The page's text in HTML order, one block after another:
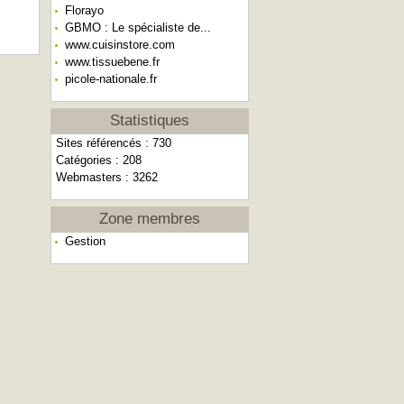
Florayo
GBMO : Le spécialiste de...
www.cuisinstore.com
www.tissuebene.fr
picole-nationale.fr
Statistiques
Sites référencés : 730
Catégories : 208
Webmasters : 3262
Zone membres
Gestion